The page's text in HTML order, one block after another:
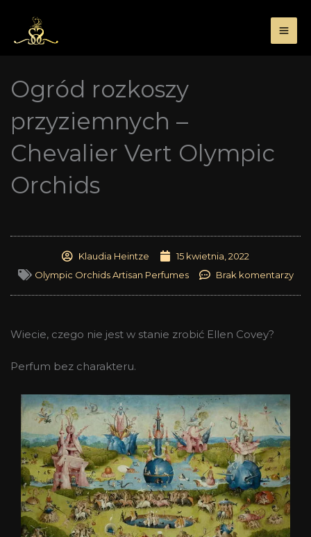
treści
Ogród rozkoszy
przyziemnych –
Chevalier Vert Olympic
Orchids
Klaudia Heintze
15 kwietnia, 2022
Olympic Orchids Artisan Perfumes
Brak komentarzy
Wiecie, czego nie jest w stanie zrobić Ellen Covey?
Perfum bez charakteru.